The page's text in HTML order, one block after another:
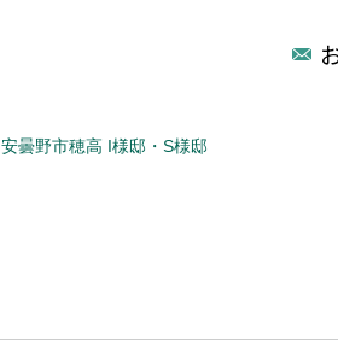
安曇野市穂高 I様邸・S様邸